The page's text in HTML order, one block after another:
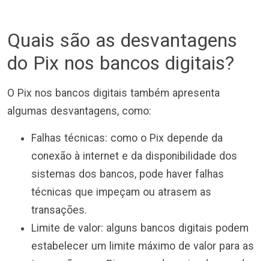
Quais são as desvantagens
do Pix nos bancos digitais?
O Pix nos bancos digitais também apresenta
algumas desvantagens, como:
Falhas técnicas: como o Pix depende da
conexão à internet e da disponibilidade dos
sistemas dos bancos, pode haver falhas
técnicas que impeçam ou atrasem as
transações.
Limite de valor: alguns bancos digitais podem
estabelecer um limite máximo de valor para as